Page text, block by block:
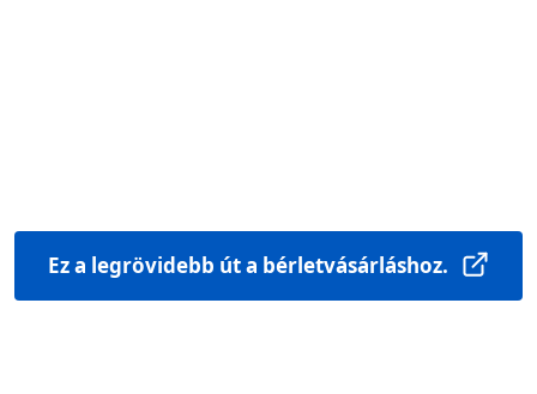
Ez a legrövidebb út a bérletvásárláshoz.